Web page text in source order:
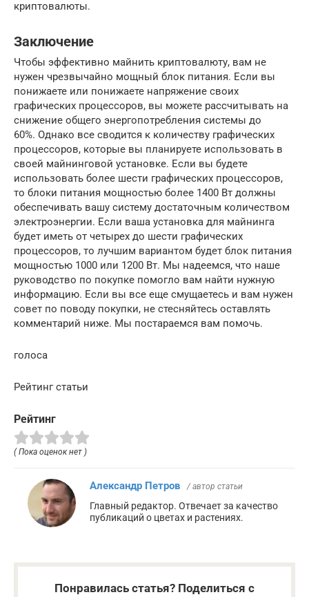
криптовалюты.
Заключение
Чтобы эффективно майнить криптовалюту, вам не
нужен чрезвычайно мощный блок питания. Если вы
понижаете или понижаете напряжение своих
графических процессоров, вы можете рассчитывать на
снижение общего энергопотребления системы до
60%. Однако все сводится к количеству графических
процессоров, которые вы планируете использовать в
своей майнинговой установке. Если вы будете
использовать более шести графических процессоров,
то блоки питания мощностью более 1400 Вт должны
обеспечивать вашу систему достаточным количеством
электроэнергии. Если ваша установка для майнинга
будет иметь от четырех до шести графических
процессоров, то лучшим вариантом будет блок питания
мощностью 1000 или 1200 Вт. Мы надеемся, что наше
руководство по покупке помогло вам найти нужную
информацию. Если вы все еще смущаетесь и вам нужен
совет по поводу покупки, не стесняйтесь оставлять
комментарий ниже. Мы постараемся вам помочь.
голоса
Рейтинг статьи
Рейтинг
( Пока оценок нет )
Александр Петров / автор статьи
Главный редактор. Отвечает за качество
публикаций о цветах и растениях.
Понравилась статья? Поделиться с